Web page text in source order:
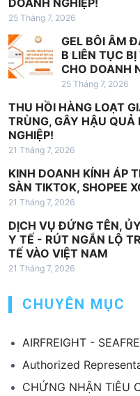
à
v
i
t
DOANH NGHIỆP!
25 Tháng 7, 2026
GEL BÔI ÂM
B LIÊN TỤC
CHO DOANH
25 Tháng 7, 2026
THU HỒI HÀNG LOẠT
TRÙNG, GÂY HẬU QUẢ
NGHIỆP!
21 Tháng 7, 2026
KINH DOANH KÍNH ÁP
SÀN TIKTOK, SHOPEE
21 Tháng 7, 2026
DỊCH VỤ ĐỨNG TÊN,
Y TẾ - RÚT NGẮN LỘ
TẾ VÀO VIỆT NAM
21 Tháng 7, 2026
CHUYÊN MỤC
AIRFREIGHT -
Authorized
CHỨNG NHẬN TIÊU